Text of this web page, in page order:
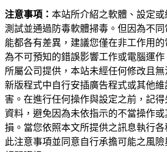
注意事項： 本站所介紹之軟體、設定
測試並通過防毒軟體掃毒。但因為不
能都各有差異，建議您僅在非工作用
為不可預知的錯誤影響工作或電腦運
所屬公司提供，本站未經任何修改且
新版程式中自行安插廣告程式或其他
害。在進行任何操作與設定之前，記
資料，避免因為未依指示的不當操作
損。當您依照本文所提供之訊息執行
此注意事項並同意自行承擔可能之風險